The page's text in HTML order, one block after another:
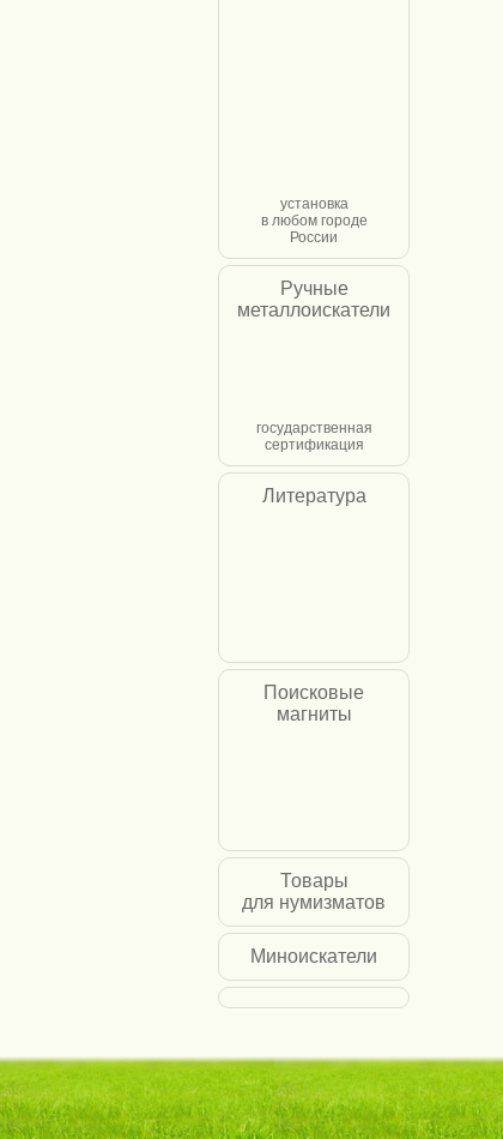
установка
в любом городе
России
Ручные
металлоискатели
государственная
сертификация
Литература
Поисковые
магниты
Товары
для нумизматов
Миноискатели